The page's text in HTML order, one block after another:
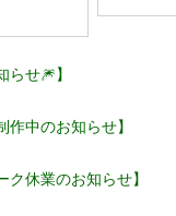
らせ🎆】
作中のお知らせ】
ク休業のお知らせ】